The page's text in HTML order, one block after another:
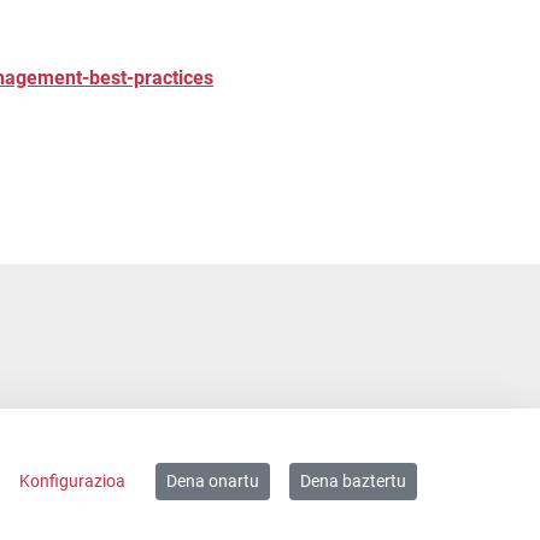
best-practices
Konfigurazioa Dena onartu Dena baztertu